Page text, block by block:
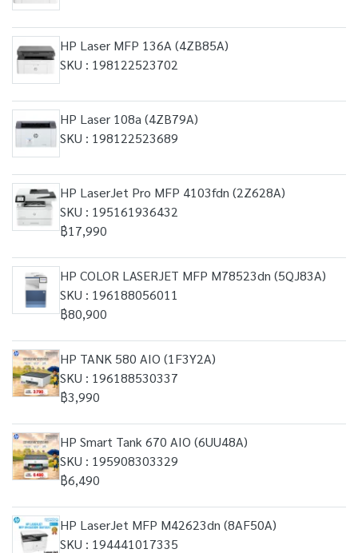
HP Laser MFP 136A (4ZB85A)
SKU : 198122523702
HP Laser 108a (4ZB79A)
SKU : 198122523689
HP LaserJet Pro MFP 4103fdn (2Z628A)
SKU : 195161936432
฿17,990
HP COLOR LASERJET MFP M78523dn (5QJ83A)
SKU : 196188056011
฿80,900
HP TANK 580 AIO (1F3Y2A)
SKU : 196188530337
฿3,990
HP Smart Tank 670 AIO (6UU48A)
SKU : 195908303329
฿6,490
HP LaserJet MFP M42623dn (8AF50A)
SKU : 194441017335